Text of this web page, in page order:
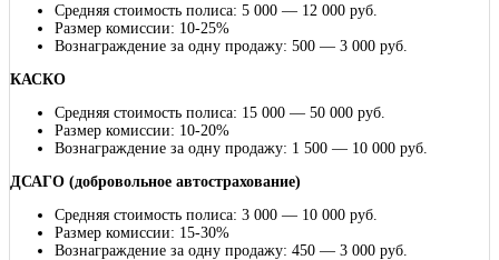
Средняя стоимость полиса: 5 000 — 12 000 руб.
Размер комиссии: 10-25%
Вознаграждение за одну продажу: 500 — 3 000 руб.
КАСКО
Средняя стоимость полиса: 15 000 — 50 000 руб.
Размер комиссии: 10-20%
Вознаграждение за одну продажу: 1 500 — 10 000 руб.
ДСАГО (добровольное автострахование)
Средняя стоимость полиса: 3 000 — 10 000 руб.
Размер комиссии: 15-30%
Вознаграждение за одну продажу: 450 — 3 000 руб.